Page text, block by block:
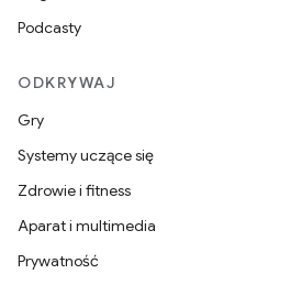
Podcasty
ODKRYWAJ
Gry
Systemy uczące się
Zdrowie i fitness
Aparat i multimedia
Prywatność